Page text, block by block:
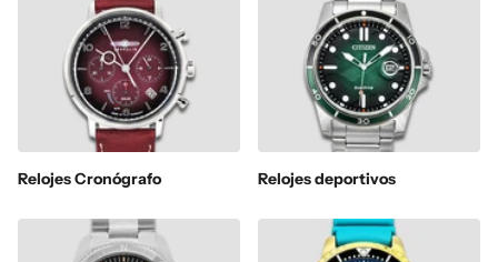
Relojes Cronógrafo Relojes deportivos